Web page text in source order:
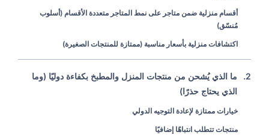
أقسام منزلية ضمن متاجر على نمط المتاجر متعددة الأقسام (أسلوب
مُنسّق)
اكتشافات منزلية بأسعار مناسبة (ممتازة للمنتجات الصغيرة)
2.
ما الذي يُشحن من منتجات المنزل والمطبخ بكفاءة دوليًا (وما
الذي يحتاج حذرًا)
خيارات ممتازة لإعادة التوجيه الدولي
منتجات تتطلب انتباهًا إضافيًا